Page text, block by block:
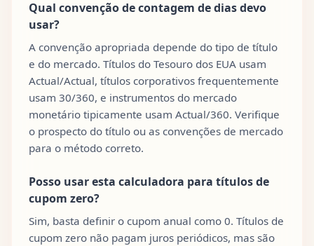
Qual convenção de contagem de dias devo
usar?
A convenção apropriada depende do tipo de título
e do mercado. Títulos do Tesouro dos EUA usam
Actual/Actual, títulos corporativos frequentemente
usam 30/360, e instrumentos do mercado
monetário tipicamente usam Actual/360. Verifique
o prospecto do título ou as convenções de mercado
para o método correto.
Posso usar esta calculadora para títulos de
cupom zero?
Sim, basta definir o cupom anual como 0. Títulos de
cupom zero não pagam juros periódicos, mas são